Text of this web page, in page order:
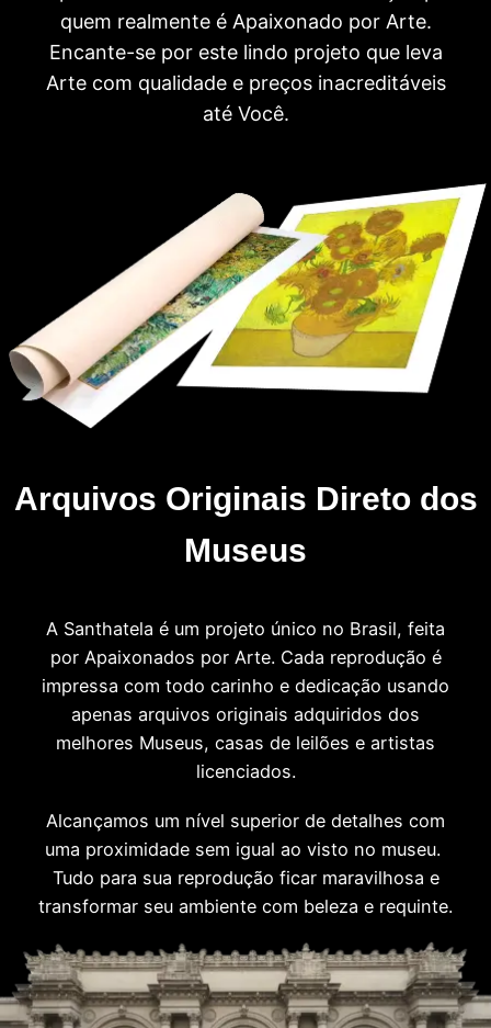
quem realmente é Apaixonado por Arte.
Encante-se por este lindo projeto que leva
Arte com qualidade e preços inacreditáveis
até Você.
Arquivos Originais Direto dos
Museus
A Santhatela é um projeto único no Brasil, feita
por Apaixonados por Arte. Cada reprodução é
impressa com todo carinho e dedicação usando
apenas arquivos originais adquiridos dos
melhores Museus, casas de leilões e artistas
licenciados.
Alcançamos um nível superior de detalhes com
uma proximidade sem igual ao visto no museu.
Tudo para sua reprodução ficar maravilhosa e
transformar seu ambiente com beleza e requinte.